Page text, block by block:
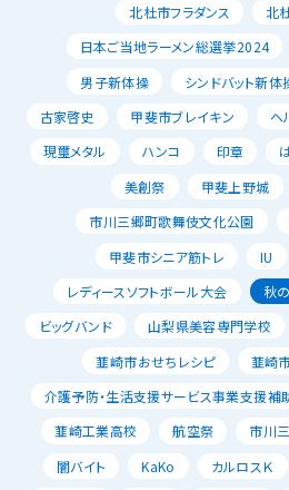
北杜市フラダンス
北
日本ご当地ラーメン総選挙2024
男子新体操
シンドバット新体
古家啓史
甲斐市ブレイキン ヘ
現璽メタル
ハンコ 印章
美創祭
甲斐上野城
市川三郷町歌舞伎文化公園
甲斐市シニア筋トレ
IU
レディースソフトボール大会
秋
ビッグバンド
山梨県美容専門学校
韮崎市おせちレシピ
韮崎
介護予防・生活支援サービス事業支援補
韮崎工業高校
航空祭 市川
闇バイト
KaKo カルロスＫ